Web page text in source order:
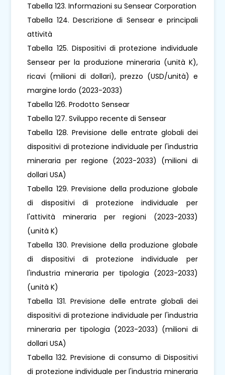
Tabella 123. Informazioni su Sensear Corporation
Tabella 124. Descrizione di Sensear e principali
attività
Tabella 125. Dispositivi di protezione individuale
Sensear per la produzione mineraria (unità K),
ricavi (milioni di dollari), prezzo (USD/unità) e
margine lordo (2023-2033)
Tabella 126. Prodotto Sensear
Tabella 127. Sviluppo recente di Sensear
Tabella 128. Previsione delle entrate globali dei
dispositivi di protezione individuale per l'industria
mineraria per regione (2023-2033) (milioni di
dollari USA)
Tabella 129. Previsione della produzione globale
di dispositivi di protezione individuale per
l'attività mineraria per regioni (2023-2033)
(unità K)
Tabella 130. Previsione della produzione globale
di dispositivi di protezione individuale per
l'industria mineraria per tipologia (2023-2033)
(unità K)
Tabella 131. Previsione delle entrate globali dei
dispositivi di protezione individuale per l'industria
mineraria per tipologia (2023-2033) (milioni di
dollari USA)
Tabella 132. Previsione di consumo di Dispositivi
di protezione individuale per l'industria mineraria